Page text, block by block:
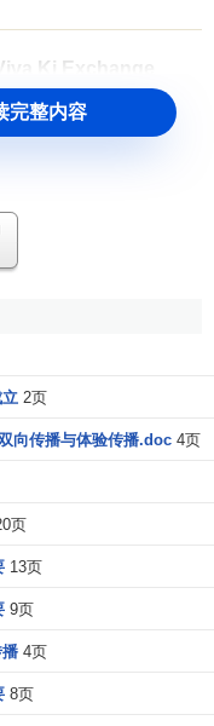
Ki Exchange
年1月4日正式更名
易平台，加强其媒
团进一步扩充了其媒
借助阳狮锐奇的全球
媒介策划 和购买部门
狮集团
亦非女士将致力于扩
为各
完整内容
2页
向传播与体验传播.doc 4页
页
13页
9页
4页
8页